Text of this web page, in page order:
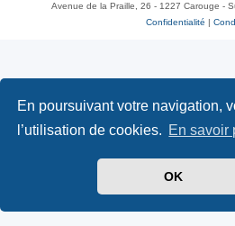
En poursuivant votre navigation,
l’utilisation de cookies. En savoir
OK
Avenue de la Praille, 26 - 1227 Carouge -
Confidentialité